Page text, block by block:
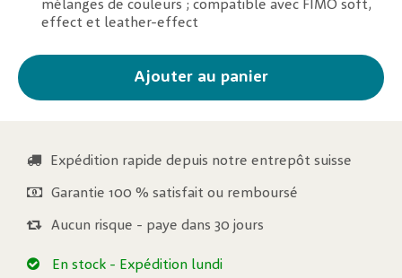
mélanges de couleurs ; compatible avec FIMO soft,
effect et leather-effect
Ajouter au panier
Expédition rapide depuis notre entrepôt suisse
Garantie 100 % satisfait ou remboursé
Aucun risque - paye dans 30 jours
En stock - Expédition lundi